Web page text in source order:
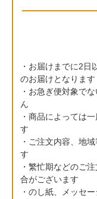
お届けまでに2日
のお届けとなります
お急ぎ便対象で
ん
商品によっては
す
ご注文内容、地
す
繁忙期などのご
合がございます
のし紙、メッセ